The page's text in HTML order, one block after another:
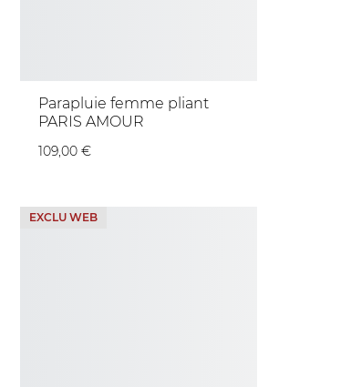
Parapluie femme pliant
PARIS AMOUR
109,00 €
EXCLU WEB